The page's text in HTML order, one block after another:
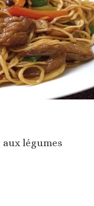
légumes